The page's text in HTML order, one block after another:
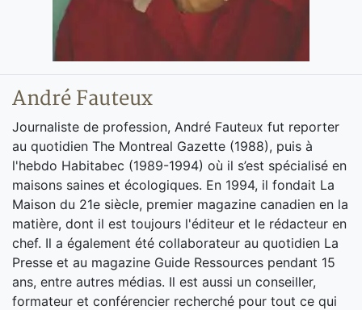
André Fauteux
Journaliste de profession, André Fauteux fut reporter
au quotidien The Montreal Gazette (1988), puis à
l'hebdo Habitabec (1989-1994) où il s’est spécialisé en
maisons saines et écologiques. En 1994, il fondait La
Maison du 21e siècle, premier magazine canadien en la
matière, dont il est toujours l'éditeur et le rédacteur en
chef. Il a également été collaborateur au quotidien La
Presse et au magazine Guide Ressources pendant 15
ans, entre autres médias. Il est aussi un conseiller,
formateur et conférencier recherché pour tout ce qui